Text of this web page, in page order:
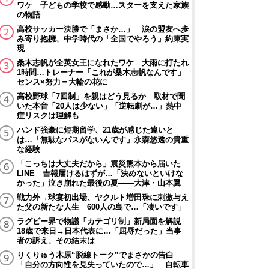
ワケ 子どもの学校で感動…スターを支えた家族
の物語
高校サッカー決勝で「まさか…」 涙の盟友へ歩
み寄り抱擁、中学時代の「全国でやろう」約束実
現
桑木志帆が全英女王になれたワケ 大雨に打たれ
1時間…トレーナー「これが桑木志帆なんです」
センス×努力＝大輪の花に
高校野球「7回制」を親はどう見るか 取材で聞
いた本音「20人は少ない」「逆転劇が…」熱中
症リスクは理解も
ハンド強豪に短期留学、21歳が感じた違いと
は…「無駄なパスがないんです」永森悠透の貴重
な経験
「こっちは大丈夫だから」震災熊本から届いた
LINE 吉報届けるはずが…「決めないといけな
かった」泣き崩れた最後の夏――大津・山本翼
戦力外→球宴初出場、ヤクルト増田珠に刺激与え
た父の新たな人生 600人の島で…「凄いです」
ラグビー界で物議「カテゴリ制」新局面を解説
18歳で来日→日本代表に…「屈辱だった」当事
者の訴え、その結末は
りくりゅう木原“脱線トーク”でまさかの告白
「自分の方向性を見失っていたので…」 自転車